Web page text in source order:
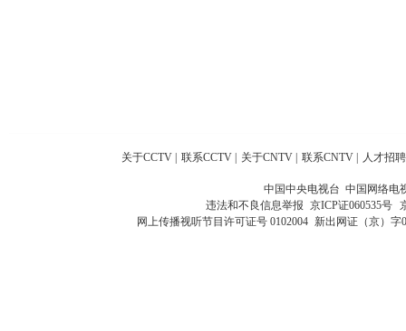
关于CCTV 联系CCTV 关于CNTV 联系CNTV 人才招聘
中国中央电视台 中国网络电
违法和不良信息举报 京ICP证060535号
网上传播视听节目许可证号 0102004 新出网证（京）